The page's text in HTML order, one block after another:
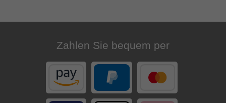
Zahlen Sie bequem per